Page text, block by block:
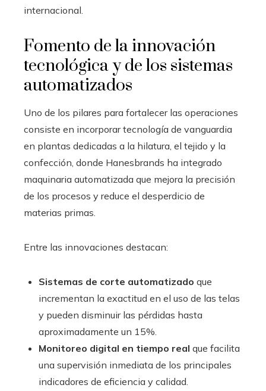
internacional.
Fomento de la innovación
tecnológica y de los sistemas
automatizados
Uno de los pilares para fortalecer las operaciones
consiste en incorporar tecnología de vanguardia
en plantas dedicadas a la hilatura, el tejido y la
confección, donde Hanesbrands ha integrado
maquinaria automatizada que mejora la precisión
de los procesos y reduce el desperdicio de
materias primas.
Entre las innovaciones destacan:
Sistemas de corte automatizado que
incrementan la exactitud en el uso de las telas
y pueden disminuir las pérdidas hasta
aproximadamente un 15%.
Monitoreo digital en tiempo real que facilita
una supervisión inmediata de los principales
indicadores de eficiencia y calidad.